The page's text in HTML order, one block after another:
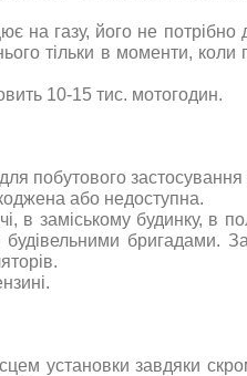
на газу, його не потрібно
тільки в моменти, коли
10-15 тис. мотогодин.
для побутового застосування
або недоступна.
, в заміському будинку, в
будівельними бригадами.
.
.
установки завдяки